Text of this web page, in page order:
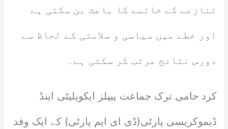
تنازعے کے خاتمے کا باعث بن سکتی ہے
اور خطے میں سیاسی و سلامتی کے لحاظ سے
دورس نتائج مرتب کر سکتی ہے۔
کرد حامی ترک جماعت پیپلز ایکویلیٹی اینڈ
ڈیموکریسی پارٹی(ڈی ای ایم پارٹی) کے ایک وفد